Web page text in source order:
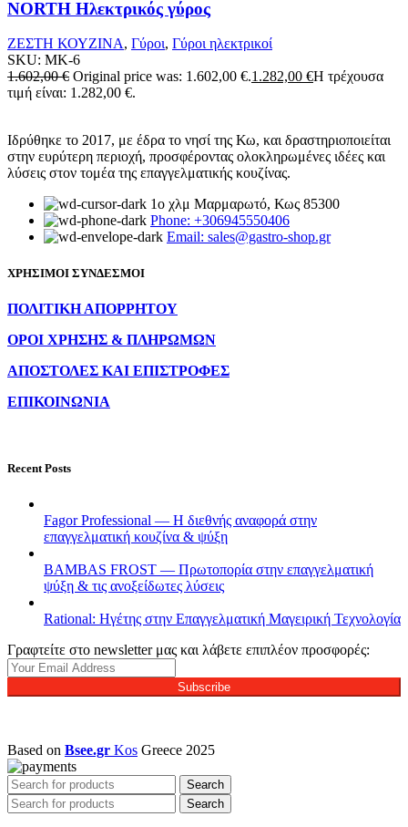
NORTH Ηλεκτρικός γύρος
ΖΕΣΤΗ ΚΟΥΖΙΝΑ, Γύροι, Γύροι ηλεκτρικοί
SKU: MK-6
1.602,00€ Original price was: 1.602,00 €.1.282,00 €Η τρέχουσα
τιμή είναι: 1.282,00 €.
Ιδρύθηκε το 2017, με έδρα το νησί της Κω, και δραστηριοποιείται
στην ευρύτερη περιοχή, προσφέροντας ολοκληρωμένες ιδέες και
λύσεις στον τομέα της επαγγελματικής κουζίνας.
1ο χλμ Μαρμαρωτό, Κως 85300
Phone: +306945550406
Email: sales@gastro-shop.gr
ΧΡΗΣΙΜΟΙ ΣΥΝΔΕΣΜΟΙ
ΠΟΛΙΤΙΚΗ ΑΠΟΡΡΗΤΟΥ
ΟΡΟΙ ΧΡΗΣΗΣ & ΠΛΗΡΩΜΩΝ
ΑΠΟΣΤΟΛΕΣ ΚΑΙ ΕΠΙΣΤΡΟΦΕΣ
ΕΠΙΚΟΙΝΩΝΙΑ
Recent Posts
Fagor Professional — Η διεθνής αναφορά στην
επαγγελματική κουζίνα & ψύξη
BAMBAS FROST — Πρωτοπορία στην επαγγελματική
ψύξη & τις ανοξείδωτες λύσεις
Rational: Ηγέτης στην Επαγγελματική Μαγειρική Τεχνολογία
Γραφτείτε στο newsletter μας και λάβετε επιπλέον προσφορές:
Subscribe
Based on Bsee.gr Kos Greece 2025
Search
Search